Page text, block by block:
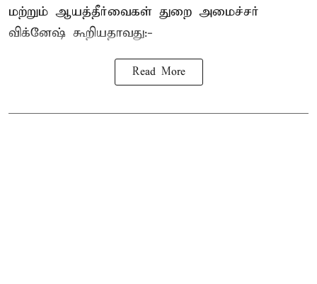
மற்றும் ஆயத்தீர்வைகள் துறை அமைச்சர்
விக்னேஷ் கூறியதாவது:-
Read More